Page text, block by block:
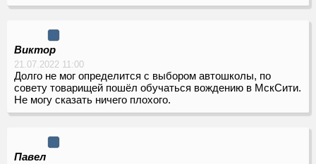
Виктор
21.07.2022 11:00
Долго не мог определится с выбором автошколы, по
совету товарищей пошёл обучаться вождению в МскСити.
Не могу сказать ничего плохого.
Павел